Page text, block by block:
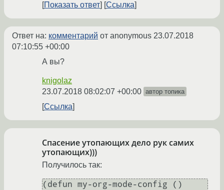
Показать ответ
Ссылка
Ответ на: комментарий от anonymous 23.07.2018
07:10:55 +00:00
А вы?
knigolaz
23.07.2018 08:02:07 +00:00 автор топика
Ссылка
Спасение утопающих дело рук самих
утопающих)))
Получилось так:
(defun my-org-mode-config ()